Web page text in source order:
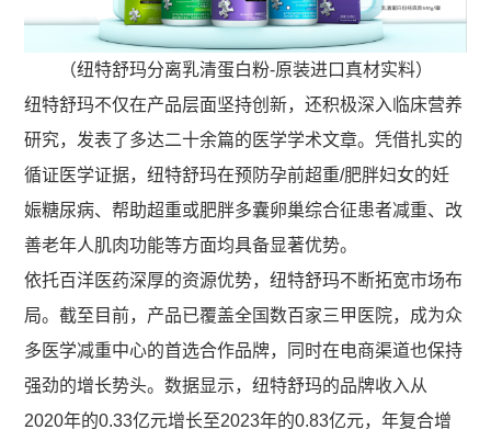
（纽特舒玛分离乳清蛋白粉-原装进口真材实料）
纽特舒玛不仅在产品层面坚持创新，还积极深入临床营养
研究，发表了多达二十余篇的医学学术文章。凭借扎实的
循证医学证据，纽特舒玛在预防孕前超重/肥胖妇女的妊
娠糖尿病、帮助超重或肥胖多囊卵巢综合征患者减重、改
善老年人肌肉功能等方面均具备显著优势。
依托百洋医药深厚的资源优势，纽特舒玛不断拓宽市场布
局。截至目前，产品已覆盖全国数百家三甲医院，成为众
多医学减重中心的首选合作品牌，同时在电商渠道也保持
强劲的增长势头。数据显示，纽特舒玛的品牌收入从
2020年的0.33亿元增长至2023年的0.83亿元，年复合增